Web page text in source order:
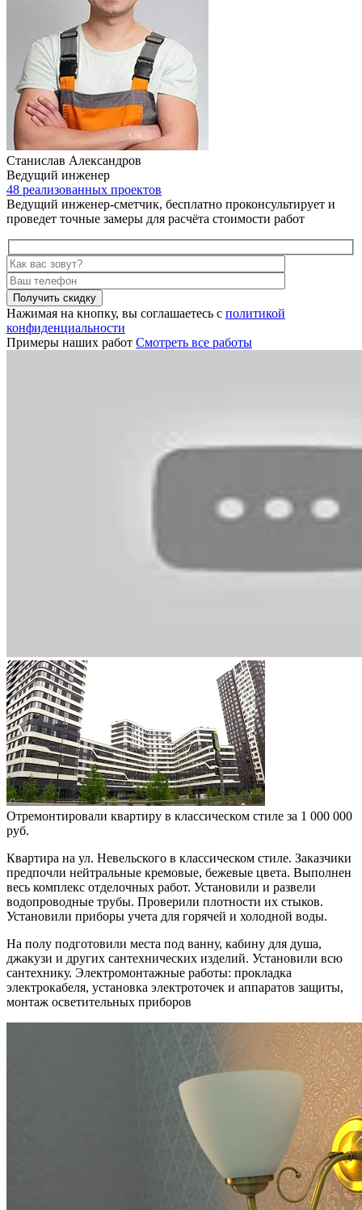
Станислав Александров
Ведущий инженер
48 реализованных проектов
Ведущий инженер-сметчик, бесплатно проконсультирует и
проведет точные замеры для расчёта стоимости работ
Получить скидку
Нажимая на кнопку, вы соглашаетесь с политикой
конфиденциальности
Примеры наших работ Смотреть все работы
Отремонтировали квартиру в классическом стиле за 1 000 000
руб.
Квартира на ул. Невельского в классическом стиле. Заказчики
предпочли нейтральные кремовые, бежевые цвета. Выполнен
весь комплекс отделочных работ. Установили и развели
водопроводные трубы. Проверили плотности их стыков.
Установили приборы учета для горячей и холодной воды.
На полу подготовили места под ванну, кабину для душа,
джакузи и других сантехнических изделий. Установили всю
сантехнику. Электромонтажные работы: прокладка
электрокабеля, установка электроточек и аппаратов защиты,
монтаж осветительных приборов